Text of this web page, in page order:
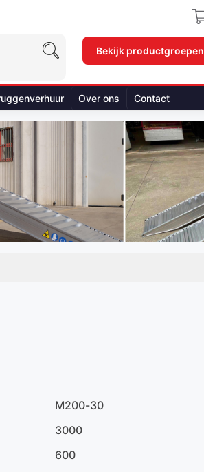
Bekijk productgroepen
Over ons Contact
M200-30
3000
600